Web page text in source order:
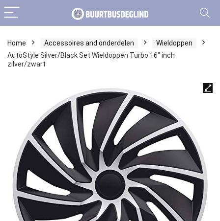
Home Accessoires and onderdelen
Wieldoppen
AutoStyle Silver/Black Set Wieldoppen Turbo 16″ inch
zilver/zwart